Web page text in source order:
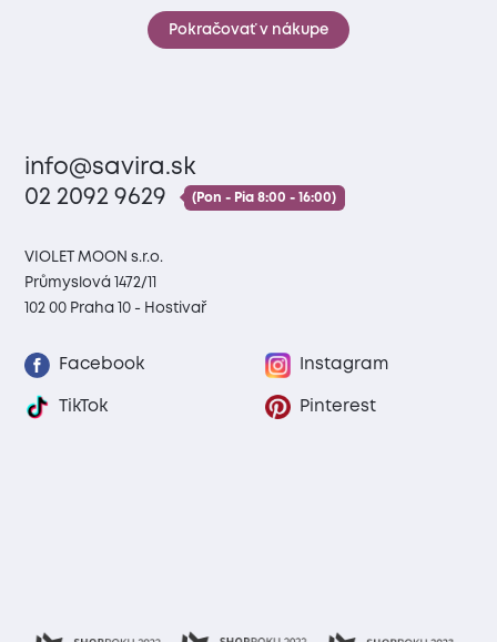
Pokračovať v nákupe
info@savira.sk
02 2092 9629
(Pon - Pia 8:00 - 16:00)
VIOLET MOON s.r.o.
Průmyslová 1472/11
102 00 Praha 10 - Hostivař
Facebook Instagram
TikTok Pinterest